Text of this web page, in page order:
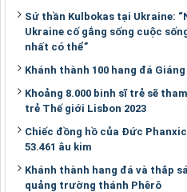
Sứ thần Kulbokas tại Ukraine:
Ukraine cố gắng sống cuộc
nhất có thể”
Khánh thành 100 hang đá
Khoảng 8.000 binh sĩ trẻ sẽ
trẻ Thế giới Lisbon 2023
Chiếc đồng hồ của Đức
53.461 âu kim
Khánh thành hang đá và thắp
quảng trường thánh Phêrô